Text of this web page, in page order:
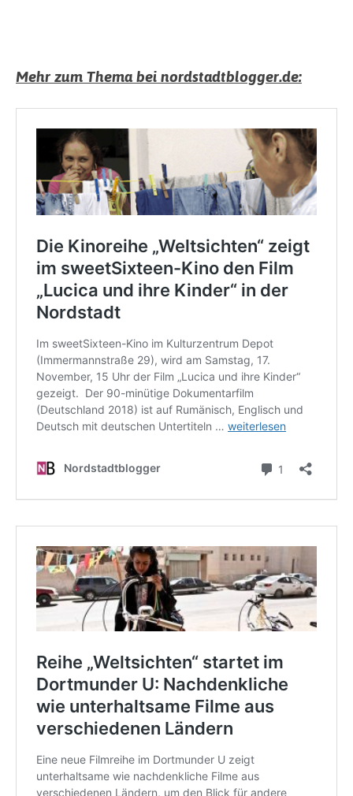
Mehr zum Thema bei nordstadtblogger.de: